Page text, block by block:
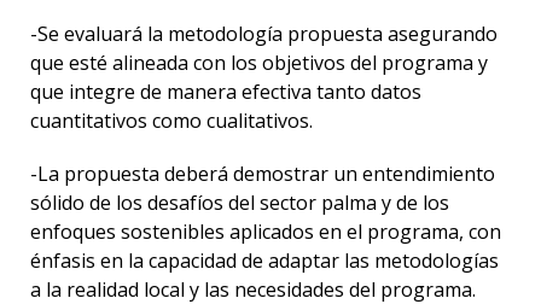
-Se evaluará la metodología propuesta asegurando
que esté alineada con los objetivos del programa y
que integre de manera efectiva tanto datos
cuantitativos como cualitativos.
-La propuesta deberá demostrar un entendimiento
sólido de los desafíos del sector palma y de los
enfoques sostenibles aplicados en el programa, con
énfasis en la capacidad de adaptar las metodologías
a la realidad local y las necesidades del programa.